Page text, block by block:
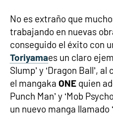
No es extraño que
trabajando en nuevas
conseguido el éxito con
Toriyamaes un claro
Slump’ y ‘Dragon Ball’,
el mangaka ONE quien
Punch Man’ y ‘Mob
un nuevo manga llamado